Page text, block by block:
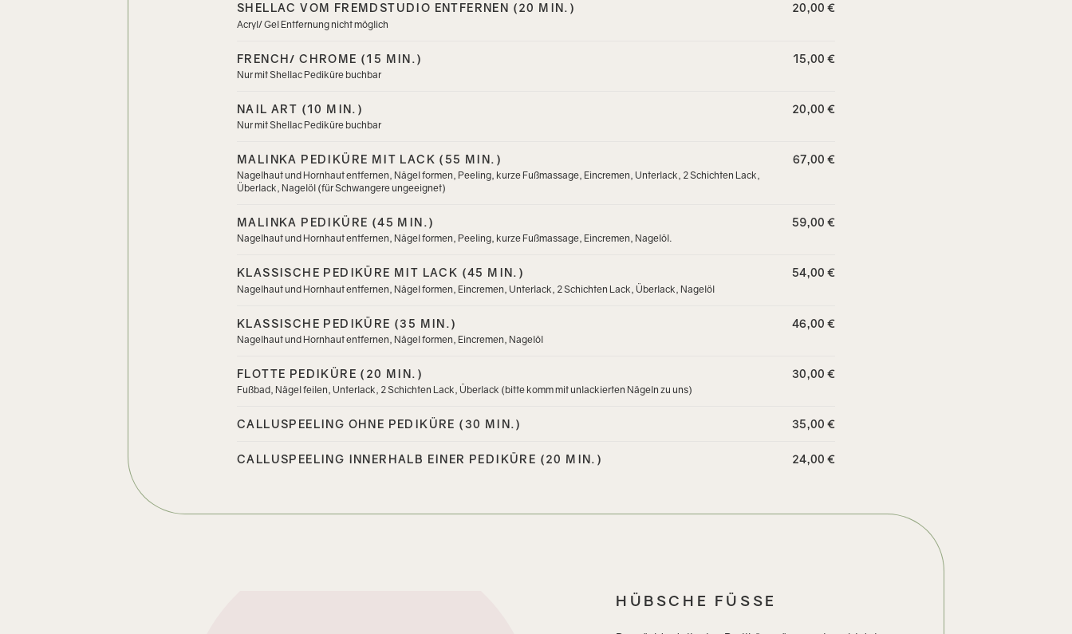
SHELLAC VOM FREMDSTUDIO ENTFERNEN (20 MIN.)
Acryl/ Gel Entfernung nicht möglich
20,00 €
FRENCH/ CHROME (15 MIN.)
Nur mit Shellac Pediküre buchbar
15,00 €
NAIL ART (10 MIN.)
Nur mit Shellac Pediküre buchbar
20,00 €
MALINKA PEDIKÜRE MIT LACK (55 MIN.)
Nagelhaut und Hornhaut entfernen, Nägel formen, Peeling, kurze Fußmassage, Eincremen, Unterlack, 2 Schichten Lack,
Überlack, Nagelöl (für Schwangere ungeeignet)
67,00 €
MALINKA PEDIKÜRE (45 MIN.)
Nagelhaut und Hornhaut entfernen, Nägel formen, Peeling, kurze Fußmassage, Eincremen, Nagelöl.
59,00 €
KLASSISCHE PEDIKÜRE MIT LACK (45 MIN.)
Nagelhaut und Hornhaut entfernen, Nägel formen, Eincremen, Unterlack, 2 Schichten Lack, Überlack, Nagelöl
54,00 €
KLASSISCHE PEDIKÜRE (35 MIN.)
Nagelhaut und Hornhaut entfernen, Nägel formen, Eincremen, Nagelöl
46,00 €
FLOTTE PEDIKÜRE (20 MIN.)
Fußbad, Nägel feilen, Unterlack, 2 Schichten Lack, Überlack (bitte komm mit unlackierten Nägeln zu uns)
30,00 €
CALLUSPEELING OHNE PEDIKÜRE (30 MIN.) 35,00 €
CALLUSPEELING INNERHALB EINER PEDIKÜRE (20 MIN.) 24,00 €
HÜBSCHE FÜSSE